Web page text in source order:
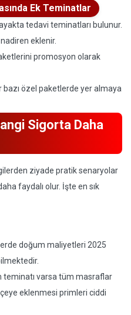
Ek Teminatlar
tedavi teminatları bulunur.
eklenir.
promosyon olarak
bazı özel paketlerde yer almaya
Sigorta Daha
ziyade pratik senaryolar
faydalı olur. İşte en sık
doğum maliyetleri 2025
teminatı varsa tüm masraflar
eklenmesi primleri ciddi